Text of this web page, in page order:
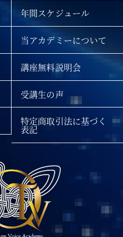
年間スケジュール
当アカデミーについて
講座無料説明会
受講生の声
特定商取引法に基づく
表記